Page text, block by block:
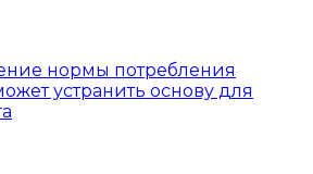
нормы потребления
устранить основу для